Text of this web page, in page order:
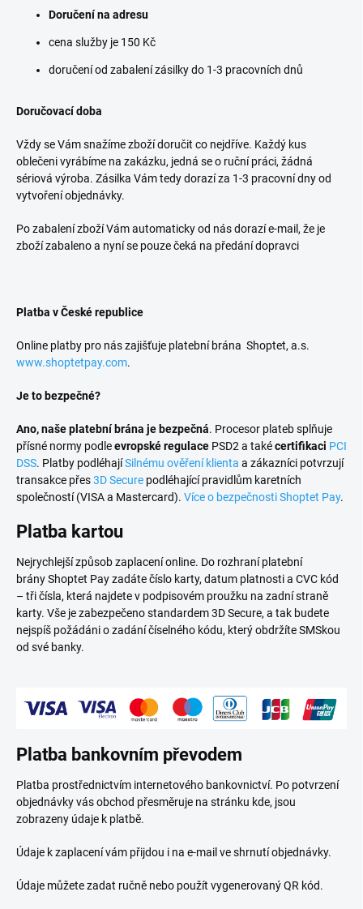
Doručení na adresu
cena služby je 150 Kč
doručení od zabalení zásilky do 1-3 pracovních dnů
Doručovací doba
Vždy se Vám snažíme zboží doručit co nejdříve. Každý kus
oblečeni vyrábíme na zakázku, jedná se o ruční práci, žádná
sériová výroba. Zásilka Vám tedy dorazí za 1-3 pracovní dny od
vytvoření objednávky.
Po zabalení zboží Vám automaticky od nás dorazí e-mail, že je
zboží zabaleno a nyní se pouze čeká na předání dopravci
Platba v České republice
Online platby pro nás zajišťuje platební brána Shoptet, a.s.
www.shoptetpay.com.
Je to bezpečné?
Ano, naše platební brána je bezpečná. Procesor plateb splňuje
přísné normy podleevropské regulace PSD2 a takécertifikaci PCI
DSS. Platby podléhajíSilnému ověření klienta a zákazníci potvrzují
transakce přes3D Secure podléhající pravidlům karetních
společností (VISA a Mastercard). Více o bezpečnosti Shoptet Pay.
Platba kartou
Nejrychlejší způsob zaplacení online. Do rozhraní platební
brány Shoptet Pay zadáte číslo karty, datum platnosti a CVC kód
– tři čísla, která najdete v podpisovém proužku na zadní straně
karty. Vše je zabezpečeno standardem 3D Secure, a tak budete
nejspíš požádáni o zadání číselného kódu, který obdržíte SMSkou
od své banky.
Platba bankovním převodem
Platba prostřednictvím internetového bankovnictví. Po potvrzení
objednávky vás obchod přesměruje na stránku kde, jsou
zobrazeny údaje k platbě.
Údaje k zaplacení vám přijdou i na e-mail ve shrnutí objednávky.
Údaje můžete zadat ručně nebo použít vygenerovanýQR kód.